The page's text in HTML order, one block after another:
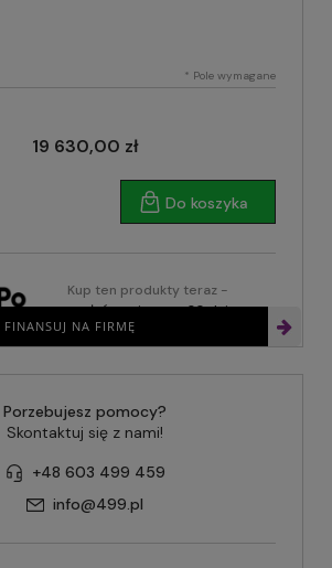
* Pole wymagane
19 630,00 zł
Do koszyka
FINANSUJ NA FIRMĘ
Kup ten produkty teraz -
zapłać za niego za 30 dni
Porzebujesz pomocy?
Skontaktuj się z nami!
+48 603 499 459
info@499.pl